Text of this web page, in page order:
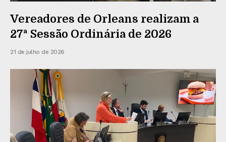
Vereadores de Orleans realizam a
27ª Sessão Ordinária de 2026
21 de julho de 2026